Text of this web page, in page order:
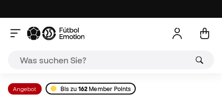
Angebot Bis zu162 Member Points